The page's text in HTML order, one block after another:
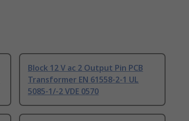
Block 12 V ac 2 Output Pin PCB
Transformer EN 61558-2-1 UL
5085-1/-2 VDE 0570